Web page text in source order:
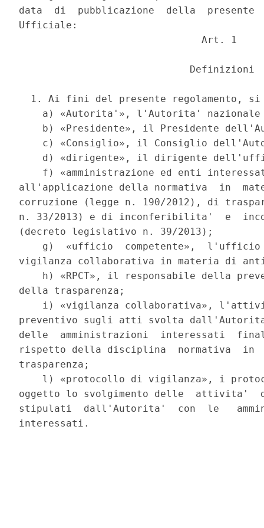
data  di  pubblicazione  della
Ufficiale:
                               Art. 1
                             Definizioni
1. Ai fini del presente regolamento,
a) «Autorita'», l'Autorita'
b) «Presidente», il Presidente
c) «Consiglio», il Consiglio
d) «dirigente», il dirigente
f) «amministrazione ed enti
all'applicazione della normativa  in
corruzione (legge n. 190/2012), di
n. 33/2013) e di inconferibilita'  e
(decreto legislativo n. 39/2013);
g)  «ufficio  competente»,
vigilanza collaborativa in materia di
h) «RPCT», il responsabile della
della trasparenza;
i) «vigilanza collaborativa»,
preventivo sugli atti svolta
delle  amministrazioni  interessati
rispetto della disciplina  normativa  in
trasparenza;
l) «protocollo di vigilanza», i
oggetto lo svolgimento delle  attivita'
stipulati  dall'Autorita'  con  le